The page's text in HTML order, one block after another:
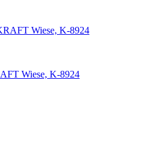
Wiese, K-8924